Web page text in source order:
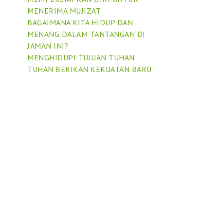
MENERIMA MUJIZAT
BAGAIMANA KITA HIDUP DAN
MENANG DALAM TANTANGAN DI
JAMAN INI?
MENGHIDUPI TUJUAN TUHAN
TUHAN BERIKAN KEKUATAN BARU